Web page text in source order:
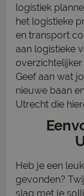
logistiek
het logistieke
en transport
aan logistieke
Geef aan wat
nieuwe baan
Utrecht die
Heb je een
gevonden?
slag met je